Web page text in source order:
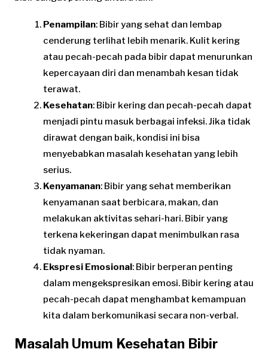
Penampilan: Bibir yang sehat dan lembap
cenderung terlihat lebih menarik. Kulit kering
atau pecah-pecah pada bibir dapat menurunkan
kepercayaan diri dan menambah kesan tidak
terawat.
Kesehatan: Bibir kering dan pecah-pecah dapat
menjadi pintu masuk berbagai infeksi. Jika tidak
dirawat dengan baik, kondisi ini bisa
menyebabkan masalah kesehatan yang lebih
serius.
Kenyamanan: Bibir yang sehat memberikan
kenyamanan saat berbicara, makan, dan
melakukan aktivitas sehari-hari. Bibir yang
terkena kekeringan dapat menimbulkan rasa
tidak nyaman.
Ekspresi Emosional: Bibir berperan penting
dalam mengekspresikan emosi. Bibir kering atau
pecah-pecah dapat menghambat kemampuan
kita dalam berkomunikasi secara non-verbal.
Masalah Umum Kesehatan Bibir